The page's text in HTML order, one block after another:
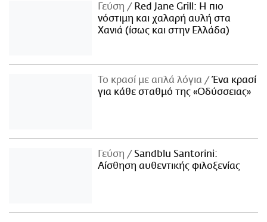
Γεύση
Red Jane Grill: Η πιο
νόστιμη και χαλαρή αυλή στα
Χανιά (ίσως και στην Ελλάδα)
Το κρασί με απλά λόγια
Ένα κρασί
για κάθε σταθμό της «Οδύσσειας»
Γεύση
Sandblu Santorini:
Αίσθηση αυθεντικής φιλοξενίας